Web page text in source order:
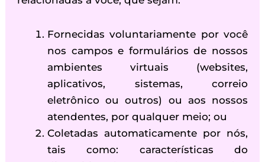
Fornecidas voluntariamente por você
nos campos e formulários de nossos
ambientes virtuais (websites,
aplicativos, sistemas, correio
eletrônico ou outros) ou aos nossos
atendentes, por qualquer meio; ou
Coletadas automaticamente por nós,
tais como: características do